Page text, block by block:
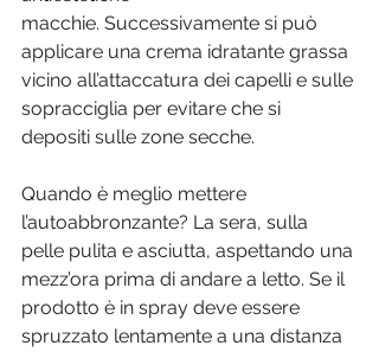
macchie. Successivamente si può
applicare una crema idratante grassa
vicino all’attaccatura dei capelli e sulle
sopracciglia per evitare che si
depositi sulle zone secche.
Quando è meglio mettere
l’autoabbronzante? La sera, sulla
pelle pulita e asciutta, aspettando una
mezz’ora prima di andare a letto. Se il
prodotto è in spray deve essere
spruzzato lentamente a una distanza